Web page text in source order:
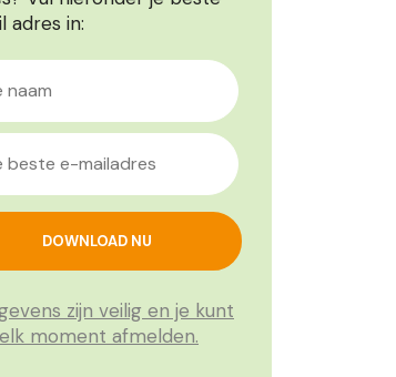
adres in:
zijn veilig en je kunt
moment afmelden.